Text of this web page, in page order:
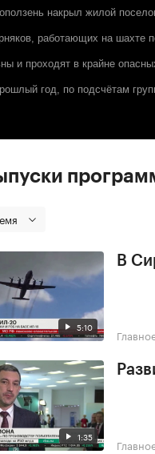
оползень накрыл жилой
работающих на шахте
и проходят в крайне
год, по подсчётам
5:10
В
1:35